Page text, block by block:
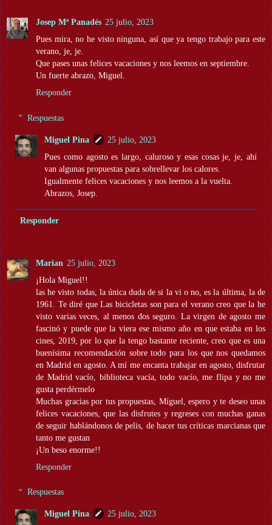
Josep Mª Panadés 25 julio, 2023
Pues mira, no he visto ninguna, así que ya tengo trabajo para este
verano, je, je.
Que pases unas felices vacaciones y nos leemos en septiembre.
Un fuerte abrazo, Miguel.
Responder
Respuestas
Miguel Pina
25 julio, 2023
Pues como agosto es largo, caluroso y esas cosas je, je, ahí
van algunas propuestas para sobrellevar los calores.
Igualmente felices vacaciones y nos leemos a la vuelta.
Abrazos, Josep.
Responder
Marian 25 julio, 2023
¡Hola Miguel!!
las he visto todas, la única duda de si la vi o no, es la última, la de
1961. Te diré que Las bicicletas son para el verano creo que la he
visto varias veces, al menos dos seguro. La virgen de agosto me
fascinó y puede que la viera ese mismo año en que estaba en los
cines, 2019, por lo que la tengo bastante reciente, creo que es una
buenísima recomendación sobre todo para los que nos quedamos
en Madrid en agosto. A mí me encanta trabajar en agosto, disfrutar
de Madrid vacío, biblioteca vacía, todo vacío, me flipa y no me
gusta perdérmelo
Muchas gracias por tus propuestas, Míguel, espero y te deseo unas
felices vacaciones, que las disfrutes y regreses con muchas ganas
de seguir hablándonos de pelis, de hacer tus críticas marcianas que
tanto me gustan
¡Un beso enorme!!
Responder
Respuestas
Miguel Pina
25 julio, 2023